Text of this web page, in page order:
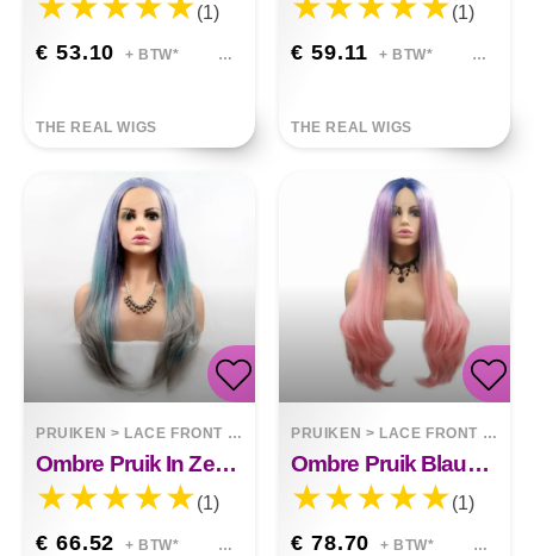
(1)
€ 53.10 + BTW*
THE REAL WIGS
(1)
€ 59.11 + BTW*
THE REAL WIGS
PRUIKEN > LACE FRONT WIGS
Ombre Pruik In Zeemeerminkleuren
(1)
€ 66.52 + BTW*
PRUIKEN > LACE FRONT WIGS
Ombre Pruik Blauw Paars Roze
(1)
€ 78.70 + BTW*